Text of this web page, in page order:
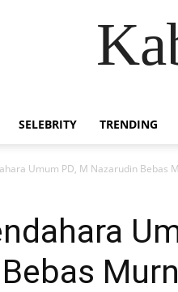
SELEBRITY TRENDING
Umum PD, M Nazarudin Bebas